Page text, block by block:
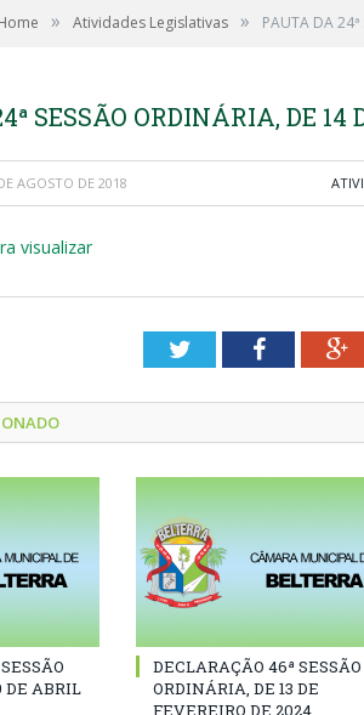
» Atividades Legislativas » PAUTA DA 24ª
SESSÃO ORDINÁRIA, DE 14
AGOSTO DE 2018
visualizar
TwitterFacebook
DE ABRIL
DECLARAÇÃO 46ª SESSÃO
ORDINÁRIA, DE 13 DE
FEVEREIRO DE 2024